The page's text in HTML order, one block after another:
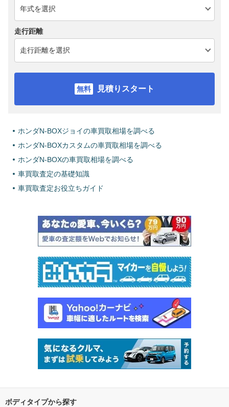
走行距離
見積りスタート
ホンダN-BOXジョイの車買取相場を調べる
ホンダN-BOXカスタムの車買取相場を調べる
ホンダN-BOXの車買取相場を調べる
車買取査定の基礎知識
車買取査定お役立ちガイド
ボディタイプから探す